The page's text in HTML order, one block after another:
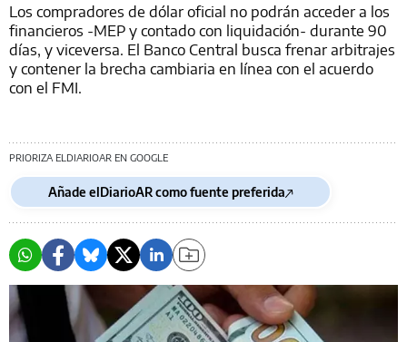
Los compradores de dólar oficial no podrán acceder a los
financieros -MEP y contado con liquidación- durante 90
días, y viceversa. El Banco Central busca frenar arbitrajes
y contener la brecha cambiaria en línea con el acuerdo
con el FMI.
PRIORIZA ELDIARIOAR EN GOOGLE
Añade elDiarioAR como fuente preferida